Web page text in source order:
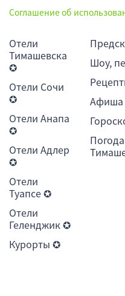
Соглашение об
Отели
Тимашевска
✪
Отели Сочи
✪
Отели Анапа
✪
Отели Адлер
✪
Отели
Туапсе ✪
Отели
Геленджик ✪
Курорты ✪
Шоу,
Афиша